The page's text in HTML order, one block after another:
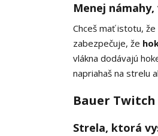
Menej
Chceš mať istotu,
zabezpečuje, že
vlákna dodávajú
napriahaš na strelu
Bauer
Strela, ktorá